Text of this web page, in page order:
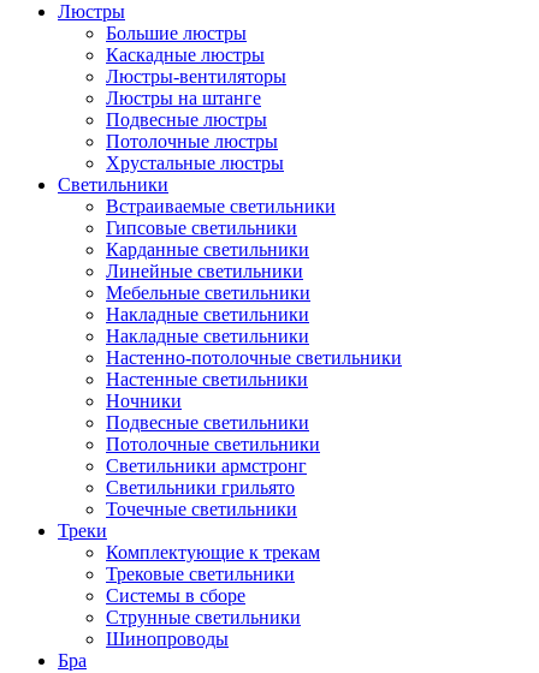
Люстры
Большие люстры
Каскадные люстры
Люстры-вентиляторы
Люстры на штанге
Подвесные люстры
Потолочные люстры
Хрустальные люстры
Светильники
Встраиваемые светильники
Гипсовые светильники
Карданные светильники
Линейные светильники
Мебельные светильники
Накладные светильники
Накладные светильники
Настенно-потолочные светильники
Настенные светильники
Ночники
Подвесные светильники
Потолочные светильники
Светильники армстронг
Светильники грильято
Точечные светильники
Треки
Комплектующие к трекам
Трековые светильники
Системы в сборе
Струнные светильники
Шинопроводы
Бра